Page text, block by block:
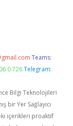
Teams:
0 726 Telegram:
Bilgi Teknolojileri
bir Yer Sağlayıcı
içerikleri proaktif